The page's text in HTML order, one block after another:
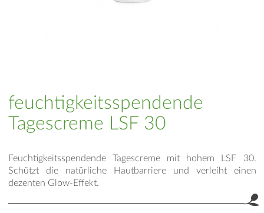
feuchtigkeitsspendende
Tagescreme LSF 30
Feuchtigkeitsspendende Tagescreme mit hohem LSF 30.
Schützt die natürliche Hautbarriere und verleiht einen
dezenten Glow-Effekt.